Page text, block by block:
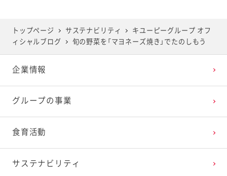
2025年4月
2025年3月
2025年2月
2025年1月
2024年5月
2024年4月
2024年3月
2024年2月
2023年6月
2023年5月
2023年4月
2023年3月
2022年7月
2022年6月
2022年5月
2022年4月
2021年8月
2021年7月
2021年6月
2021年5月
2020年9月
2020年8月
2020年7月
2020年6月
2019年10月
2019年9月
2019年8月
2019年7月
トップページ サステナビリティ
キユーピーグループ オフ
ィシャルブログ
旬の野菜を「マヨネーズ焼き」でたのしもう
企業情報
グループの事業
食育活動
サステナビリティ